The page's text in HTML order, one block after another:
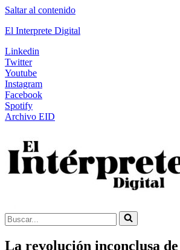
Saltar al contenido
El Interprete Digital
Linkedin
Twitter
Youtube
Instagram
Facebook
Spotify
Archivo EID
Buscar...
La revolución inconclusa